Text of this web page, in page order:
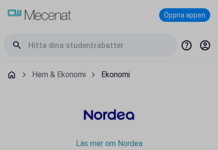
Öppna appen
Hem & Ekonomi Ekonomi
Läs mer om Nordea